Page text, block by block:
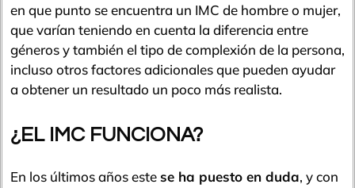
en que punto se encuentra un IMC de hombre o mujer,
que varían teniendo en cuenta la diferencia entre
géneros y también el tipo de complexión de la persona,
incluso otros factores adicionales que pueden ayudar
a obtener un resultado un poco más realista.
¿EL IMC FUNCIONA?
En los últimos años estese ha puesto en duda, y con